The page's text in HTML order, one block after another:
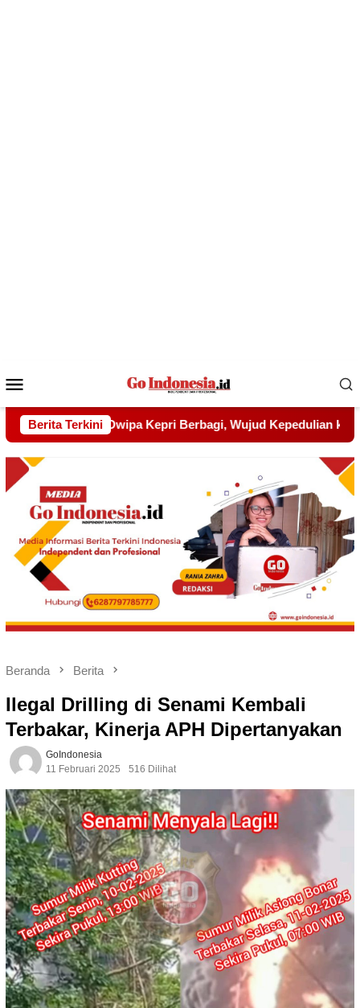
Mobile
Berita Terkini
Kepedulian kepada Pondok Tahfidz Yatim dan Dhuafa Al-
Beranda Berita
Ilegal Drilling di Senami Kembali
Terbakar, Kinerja APH Dipertanyakan
GoIndonesia
11 Februari 2025
516 Dilihat